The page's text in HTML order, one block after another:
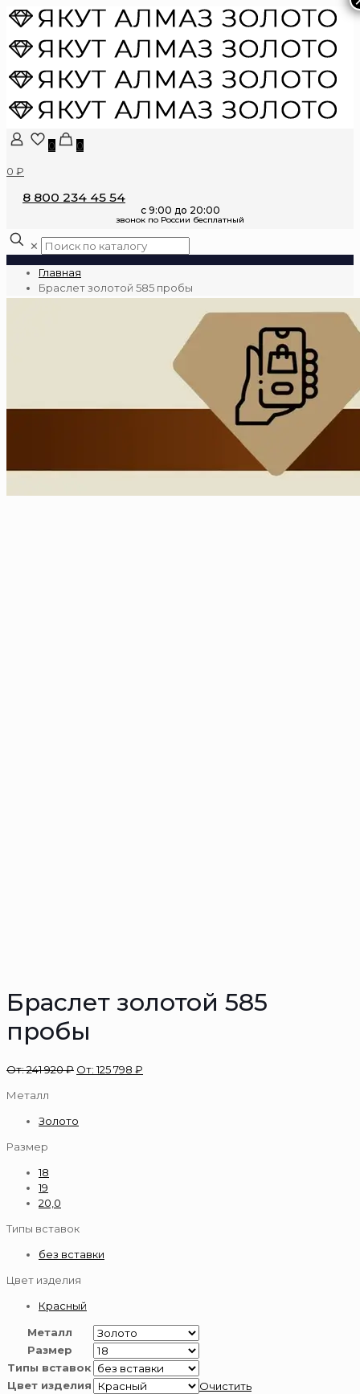
0
0
0 ₽
8 800 234 45 54
✕
Главная
Браслет золотой 585 пробы
Браслет золотой 585
пробы
От:241 920₽ От:125 798 ₽
Металл
Золото
Размер
18
19
20,0
Типы вставок
без вставки
Цвет изделия
Красный
Металл
Размер
Типы вставок
Цвет изделия
Очистить